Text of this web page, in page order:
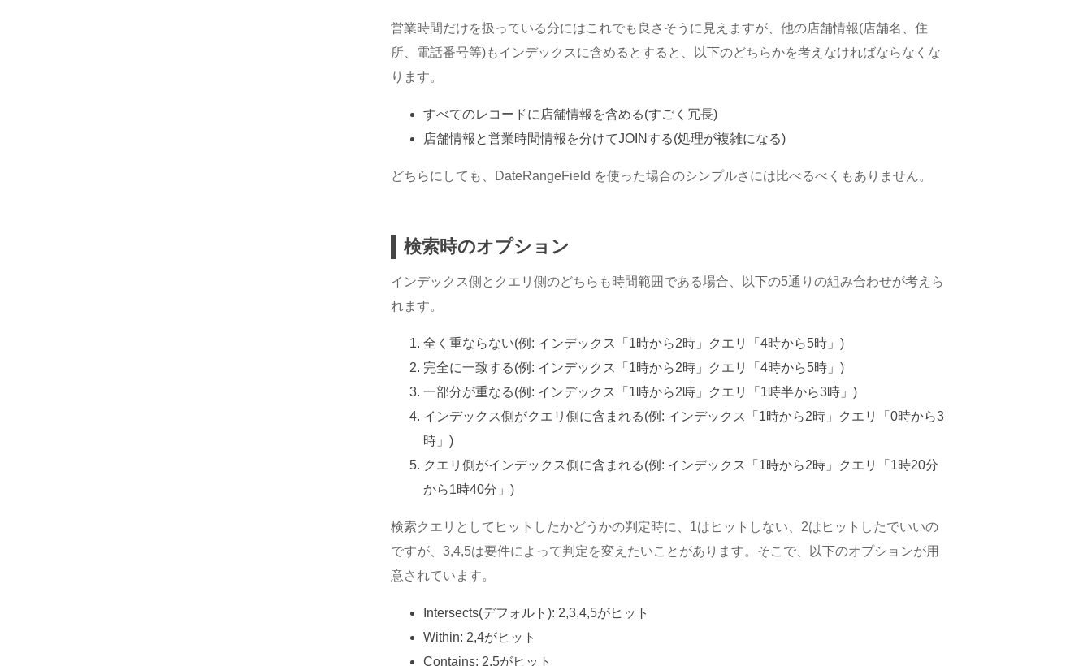
営業時間だけを扱っている分にはこれでも良さそうに見えますが、他の店舗情報(店舗名、住
所、電話番号等)もインデックスに含めるとすると、以下のどちらかを考えなければならなくな
ります。
すべてのレコードに店舗情報を含める(すごく冗長)
店舗情報と営業時間情報を分けてJOINする(処理が複雑になる)
どちらにしても、DateRangeField を使った場合のシンプルさには比べるべくもありません。
検索時のオプション
インデックス側とクエリ側のどちらも時間範囲である場合、以下の5通りの組み合わせが考えら
れます。
全く重ならない(例: インデックス「1時から2時」クエリ「4時から5時」)
完全に一致する(例: インデックス「1時から2時」クエリ「4時から5時」)
一部分が重なる(例: インデックス「1時から2時」クエリ「1時半から3時」)
インデックス側がクエリ側に含まれる(例: インデックス「1時から2時」クエリ「0時から3
時」)
クエリ側がインデックス側に含まれる(例: インデックス「1時から2時」クエリ「1時20分
から1時40分」)
検索クエリとしてヒットしたかどうかの判定時に、1はヒットしない、2はヒットしたでいいの
ですが、3,4,5は要件によって判定を変えたいことがあります。そこで、以下のオプションが用
意されています。
Intersects(デフォルト): 2,3,4,5がヒット
Within: 2,4がヒット
Contains: 2,5がヒット